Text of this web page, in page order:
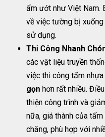
ẩm ướt như Việt Nam.
về việc tường bị
sử dụng.
Thi Công Nhanh
các vật liệu truyền
việc thi công tấm
gọn hơn rất nhiều.
thiện công trình và
nữa, giá thành của
chăng, phù hợp với